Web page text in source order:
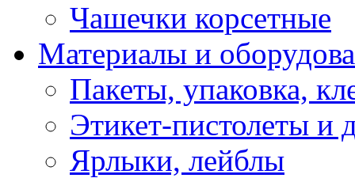
Чашечки корсетные
Материалы и
Пакеты, упаковка,
Этикет-пистолеты и
Ярлыки, лейблы